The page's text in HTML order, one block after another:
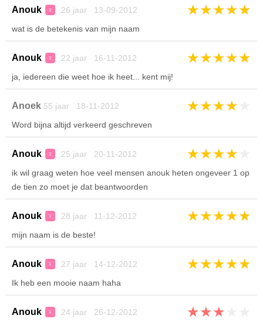
Anouk ♀ 26 jaar 13-09-2012 ★★★★★
wat is de betekenis van mijn naam
Anouk ♀ 22 jaar 16-11-2012 ★★★★★
ja, iedereen die weet hoe ik heet... kent mij!
Anoek 55 jaar 18-11-2012 ★★★★
Word bijna altijd verkeerd geschreven
Anouk ♀ 25 jaar 20-11-2012 ★★★★
ik wil graag weten hoe veel mensen anouk heten ongeveer 1 op
de tien zo moet je dat beantwoorden
Anouk ♀ 28 jaar 11-12-2012 ★★★★★
mijn naam is de beste!
Anouk ♀ 27 jaar 14-12-2012 ★★★★★
Ik heb een mooie naam haha
Anouk ♀ 24 jaar 26-12-2012 ★★★